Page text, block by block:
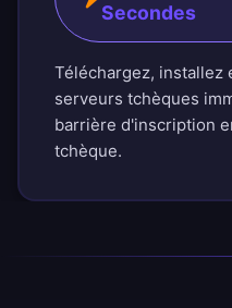
Secondes
Téléchargez, installez
serveurs tchèques
barrière d'inscription
tchèque.